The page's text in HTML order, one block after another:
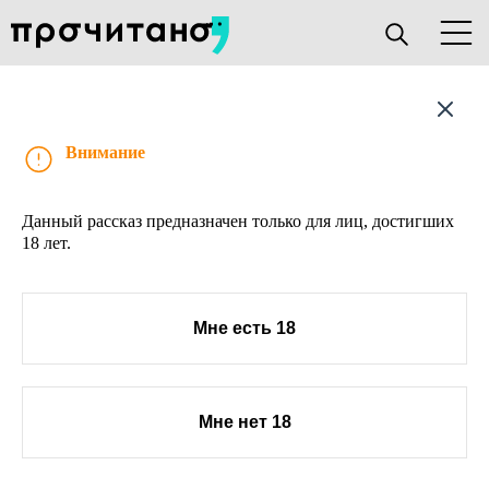
Внимание
Данный рассказ предназначен только для лиц, достигших
18 лет.
Мне есть 18
Мне нет 18